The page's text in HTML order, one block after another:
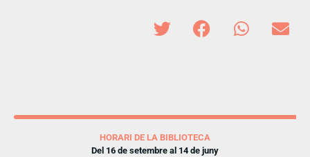
HORARI DE LA BIBLIOTECA
Del 16 de setembre al 14 de juny